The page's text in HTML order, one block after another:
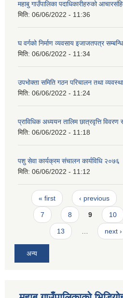
महाबु गाउँपालिका पदाधिकारीहरुको
मिति: 06/06/2022 - 11:36
घ वर्गको निर्माण व्यवसाय इजाजतपत्र
मिति: 06/06/2022 - 11:34
उपभोक्ता समिति गठन परिचालन तथा
मिति: 06/06/2022 - 11:24
प्राविधिक अध्ययन तालिम छात्रवृत्ति विवरण
मिति: 06/06/2022 - 11:18
पशु सेवा कार्यक्रम संचालन कार्यविधि २०७६
मिति: 06/06/2022 - 11:12
Pages
« first ‹ previous
7 8 9 10
13 next ›
अन्य